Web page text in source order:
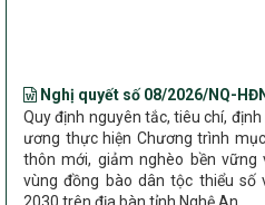
Quy định nguyên tắc, tiêu chí,
ương thực hiện Chương trình
thôn mới, giảm nghèo bền
vùng đồng bào dân tộc thiểu số
2030 trên địa bàn tỉnh Nghệ An